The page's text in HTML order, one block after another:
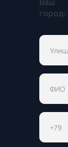
город: